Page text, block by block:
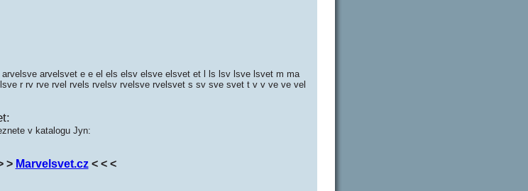
arvelsvet e e el els elsv elsve elsvet et l ls lsv lsve lsvet m ma
r rv rve rvel rvels rvelsv rvelsve rvelsvet s sv sve svet t v v ve ve vel
v katalogu Jyn:
> Marvelsvet.cz< < <